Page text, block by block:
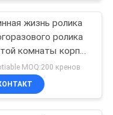
жизнь ролика
ролика
комнаты корпии
белая
используя
MOQ:200 кренов